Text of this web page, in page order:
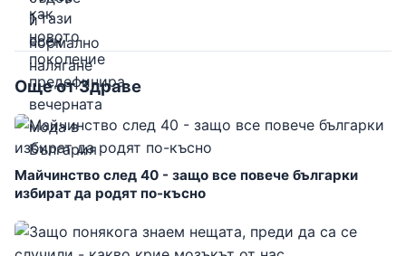
Още от Здраве
Майчинство след 40 - защо все повече българки
избират да родят по-късно